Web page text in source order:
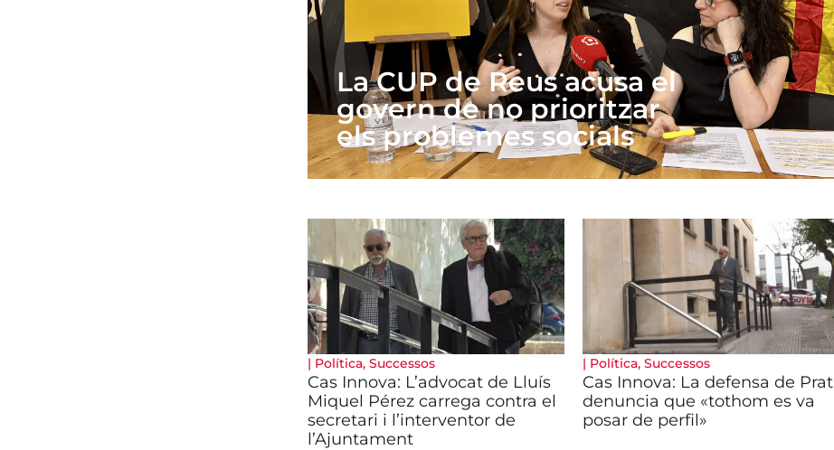
La CUP de Reus acusa el
govern de no prioritzar
els problemes socials
| Política, Successos
Cas Innova: L’advocat de Lluís
Miquel Pérez carrega contra el
secretari i l’interventor de
l’Ajuntament
| Política, Successos
Cas Innova: La defensa de Prat
denuncia que «tothom es va
posar de perfil»